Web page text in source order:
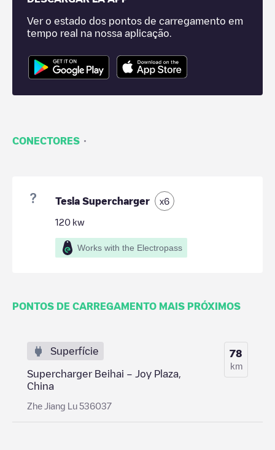
Ver o estado dos pontos de carregamento em
tempo real na nossa aplicação.
CONECTORES ·
Tesla Supercharger x6
120 kw
Works with the Electropass
PONTOS DE CARREGAMENTO MAIS PRÓXIMOS
Superfície
Supercharger Beihai – Joy Plaza,
China
Zhe Jiang Lu 536037
78
km